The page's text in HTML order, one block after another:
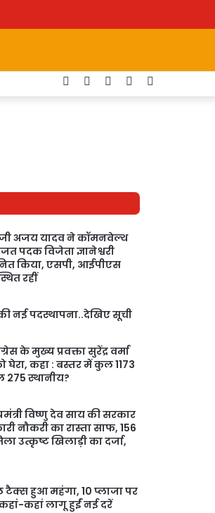
skin
Instagram
YouTube
Twitter
Facebook
अजय यादव ने कॉमनवेल्थ
पदक विजेता ज्ञानेश्वरी
किया, एसपी, आईपीएस
रहीं
नई पदस्थापना..देखिए सूची
के मुख्य प्रवक्ता सुरेंद्र वर्मा
घेरा, कहा : बस्तर में कुल 1173
275 स्थानीय?
विष्णु देव साय की सरकार
नौकरी का रास्ता साफ, 156
उत्कृष्ट खिलाड़ी का दर्जा,
टैक्स हुआ महंगा, 10 प्लाजा पर
कहां लागू हुईं नई दरें